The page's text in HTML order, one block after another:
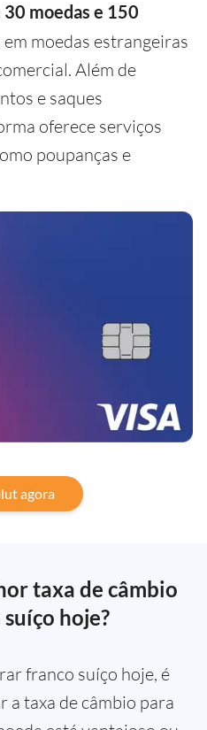
moedas e 150
moedas estrangeiras
Além de
e saques
oferece serviços
poupanças e
agora
taxa de câmbio
hoje?
franco suíço hoje, é
taxa de câmbio para